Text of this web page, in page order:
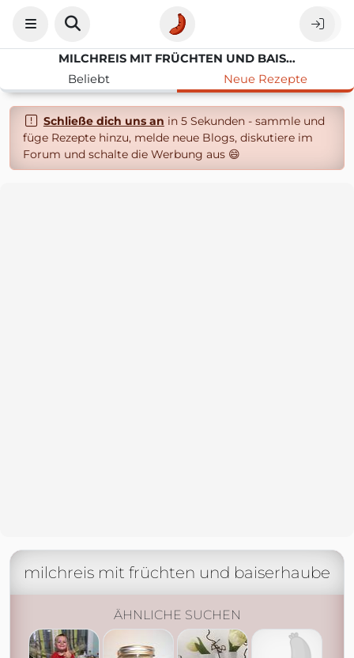
MILCHREIS MIT FRÜCHTEN UND BAISERHAUBE
Beliebt
Neue Rezepte
Schließe dich uns an in 5 Sekunden - sammle und
füge Rezepte hinzu, melde neue Blogs, diskutiere im
Forum und schalte die Werbung aus 😄
milchreis mit früchten und baiserhaube
ÄHNLICHE SUCHEN